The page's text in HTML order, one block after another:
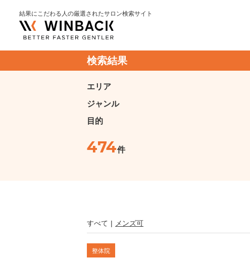
結果にこだわる人の厳選されたサロン検索サイト
検索結果
エリア
ジャンル
目的
474件
すべて メンズ可
整体院